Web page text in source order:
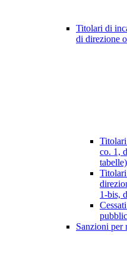
Titolari di
di direzione
co. 1,
tabelle)
1-bis,
Sanzioni per